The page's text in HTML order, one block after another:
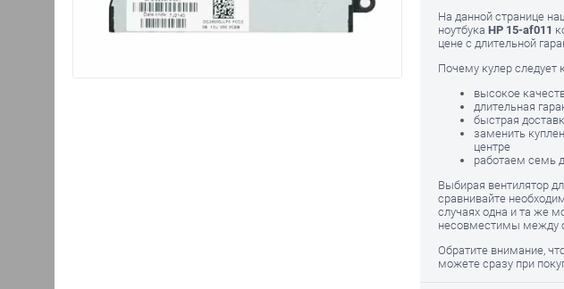
На данной странице
ноутбука HP 15-af011
цене с длительной
Почему кулер следует
высокое
длительная
быстрая
заменить
центре
работаем семь
Выбирая вентилятор
сравнивайте
случаях одна и та же
несовместимы между
Обратите внимание,
можете сразу при